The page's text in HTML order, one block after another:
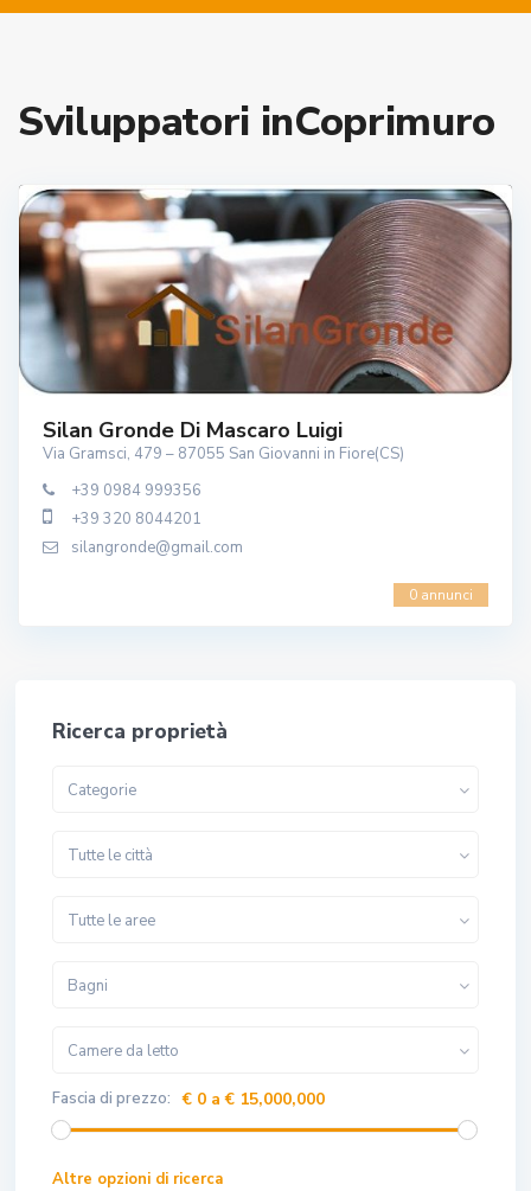
Sviluppatori inCoprimuro
Silan Gronde Di Mascaro Luigi
Via Gramsci, 479 – 87055 San Giovanni in Fiore(CS)
+39 0984 999356
+39 320 8044201
silangronde@gmail.com
0 annunci
Ricerca proprietà
Categorie
Tutte le città
Tutte le aree
Bagni
Camere da letto
Fascia di prezzo: € 0 a € 15,000,000
Altre opzioni di ricerca